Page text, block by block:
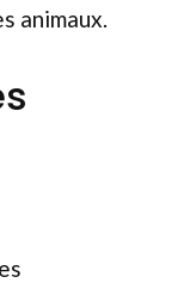
animaux.